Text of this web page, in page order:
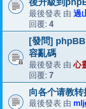
後升級到
最後發表 由 過
回覆: 4
[發問]
容亂碼
最後發表 由心
回覆: 7
向各个请教
最後發表 由